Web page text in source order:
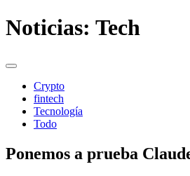
Noticias: Tech
Crypto
fintech
Tecnología
Todo
Ponemos a prueba